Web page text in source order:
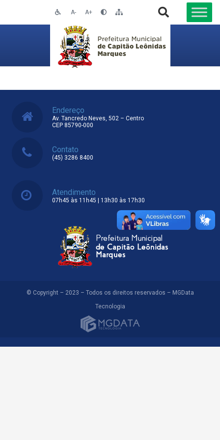
A- A+
Endereço
Av. Tancredo Neves, 502 – Centro
CEP 85790-000
Contato
(45) 3286 8400
Atendimento
07h45 às 11h45 | 13h30 às 17h30
© Copyright – 2023 – Todos os direitos reservados – MGData
Tecnologia